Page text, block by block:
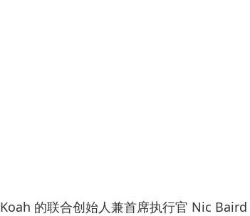
Koah 的联合创始人兼首席执行官 Nic